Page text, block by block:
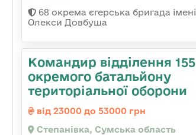
68 окрема єгерська бригада імені
Олекси Довбуша
Командир відділення 155
окремого батальйону
територіальної оборони
від 23000 до 53000 грн
Степанівка, Сумська область